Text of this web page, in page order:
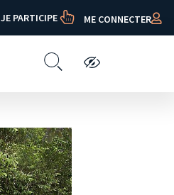
JE PARTICIPE ME CONNECTER